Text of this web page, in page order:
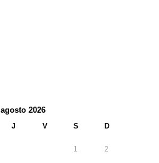
agosto 2026
J V S D
1 2